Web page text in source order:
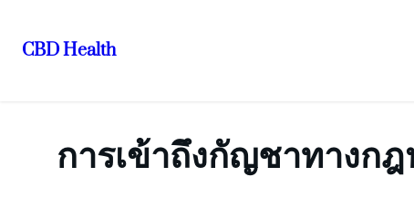
CBD Health
การเข้าถึงกัญชาทางก